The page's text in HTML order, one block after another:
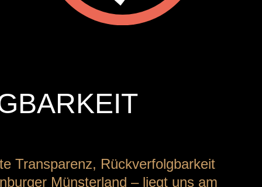
Transparenz, Rückverfolgbarkeit
Münsterland – liegt uns am